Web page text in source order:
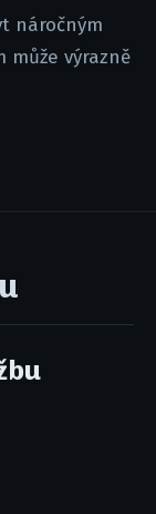
náročným
může výrazně